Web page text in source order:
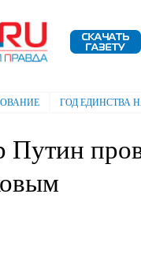
ГОД ЕДИНСТВА